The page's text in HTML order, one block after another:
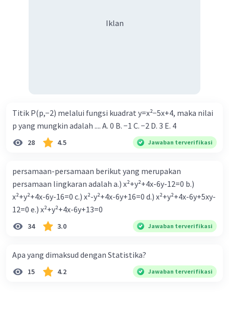
Iklan
Titik P(p,−2) melalui fungsi kuadrat y=x²−5x+4, maka nilai
p yang mungkin adalah .... A. 0 B. −1 C. −2 D. 3 E. 4
28 4.5 Jawaban terverifikasi
persamaan-persamaan berikut yang merupakan
persamaan lingkaran adalah a.) x²+y²+4x-6y-12=0 b.)
x²+y²+4x-6y-16=0 c.) x²-y²+4x-6y+16=0 d.) x²+y²+4x-6y+5xy-
12=0 e.) x²+y²+4x-6y+13=0
34 3.0 Jawaban terverifikasi
Apa yang dimaksud dengan Statistika?
15 4.2 Jawaban terverifikasi